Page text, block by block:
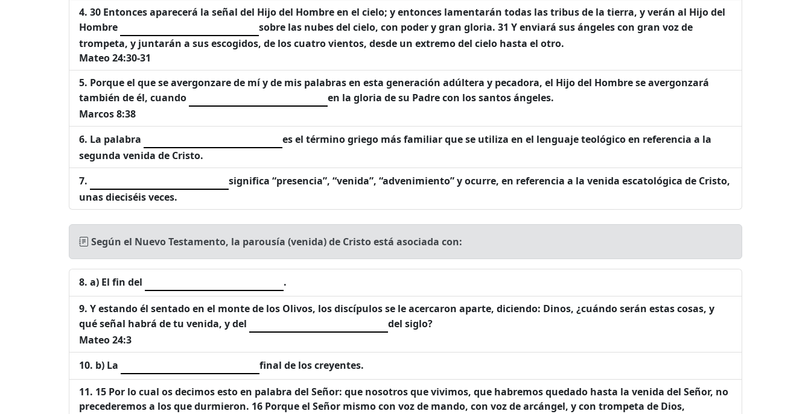
30 Entonces aparecerá la señal del Hijo del Hombre en el cielo; y entonces lamentarán todas las tribus de la tierra, y verán al Hijo del
Hombre
sobre las nubes del cielo, con poder y gran gloria. 31 Y enviará sus ángeles con gran voz de
trompeta, y juntarán a sus escogidos, de los cuatro vientos, desde un extremo del cielo hasta el otro.
Mateo 24:30-31
Porque el que se avergonzare de mí y de mis palabras en esta generación adúltera y pecadora, el Hijo del Hombre se avergonzará
también de él, cuando
en la gloria de su Padre con los santos ángeles.
Marcos 8:38
La palabra
es el término griego más familiar que se utiliza en el lenguaje teológico en referencia a la
segunda venida de Cristo.
significa “presencia”, “venida”, “advenimiento” y ocurre, en referencia a la venida escatológica de Cristo,
unas dieciséis veces.
Según el Nuevo Testamento, la parousía (venida) de Cristo está asociada con:
a) El fin del
.
Y estando él sentado en el monte de los Olivos, los discípulos se le acercaron aparte, diciendo: Dinos, ¿cuándo serán estas cosas, y
qué señal habrá de tu venida, y del
del siglo?
Mateo 24:3
b) La
final de los creyentes.
15 Por lo cual os decimos esto en palabra del Señor: que nosotros que vivimos, que habremos quedado hasta la venida del Señor, no
precederemos a los que durmieron. 16 Porque el Señor mismo con voz de mando, con voz de arcángel, y con trompeta de Dios,